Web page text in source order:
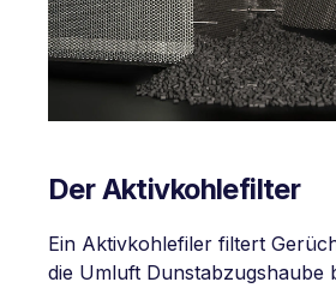
Der Aktivkohlefilter
Ein Aktivkohlefiler filtert
die Umluft Dunstabzugshaube